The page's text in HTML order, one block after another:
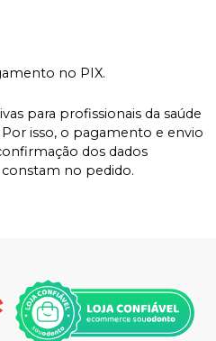
no PIX.
para profissionais da saúde
isso, o pagamento e envio
dos dados
constam no pedido.